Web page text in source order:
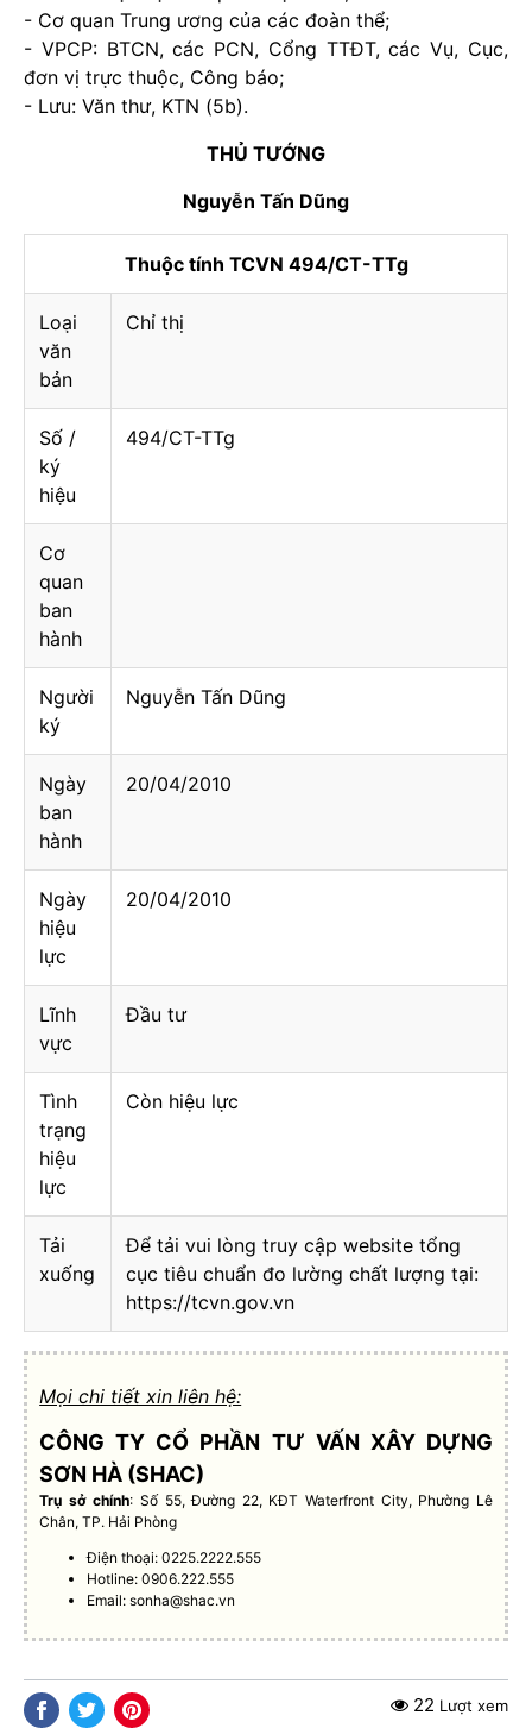
- Cơ quan Trung ương của các đoàn thể;
- VPCP: BTCN, các PCN, Cổng TTĐT, các Vụ, Cục,
đơn vị trực thuộc, Công báo;
- Lưu: Văn thư, KTN (5b).
THỦ TƯỚNG
Nguyễn Tấn Dũng
Thuộc tính TCVN 494/CT-TTg
Loại
văn
bản
Chỉ thị
Số /
ký
hiệu
494/CT-TTg
Cơ
quan
ban
hành
Người
ký
Nguyễn Tấn Dũng
Ngày
ban
hành
20/04/2010
Ngày
hiệu
lực
20/04/2010
Lĩnh
vực
Đầu tư
Tình
trạng
hiệu
lực
Còn hiệu lực
Tải
xuống
Để tải vui lòng truy cập website tổng
cục tiêu chuẩn đo lường chất lượng tại:
https://tcvn.gov.vn
Mọi chi tiết xin liên hệ:
CÔNG TY CỔ PHẦN TƯ VẤN XÂY DỰNG
SƠN HÀ (SHAC)
Trụ sở chính: Số 55, Đường 22, KĐT Waterfront City, Phường Lê
Chân, TP. Hải Phòng
Điện thoại: 0225.2222.555
Hotline: 0906.222.555
Email:sonha@shac.vn
22 Lượt xem